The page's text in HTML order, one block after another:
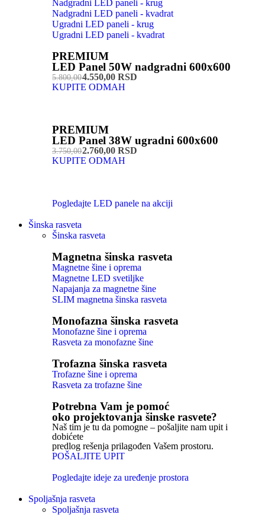
Nadgradni LED paneli - krug
Nadgradni LED paneli - kvadrat
Ugradni LED paneli - krug
Ugradni LED paneli - kvadrat
PREMIUM
LED Panel 50W nadgradni 600x600
5.800,004.550,00 RSD
KUPITE ODMAH
PREMIUM
LED Panel 38W ugradni 600x600
3.750,002.760,00 RSD
KUPITE ODMAH
Pogledajte LED panele na akciji
Šinska rasveta
Šinska rasveta
Magnetna šinska rasveta
Magnetne šine i oprema
Magnetne LED svetiljke
Napajanja za magnetne šine
SLIM magnetna šinska rasveta
Monofazna šinska rasveta
Monofazne šine i oprema
Rasveta za monofazne šine
Trofazna šinska rasveta
Trofazne šine i oprema
Rasveta za trofazne šine
Potrebna Vam je pomoć
oko projektovanja šinske rasvete?
Naš tim je tu da pomogne – pošaljite nam upit i
dobićete
predlog rešenja prilagođen Vašem prostoru.
POŠALJITE UPIT
Pogledajte ideje za uređenje prostora
Spoljašnja rasveta
Spoljašnja rasveta